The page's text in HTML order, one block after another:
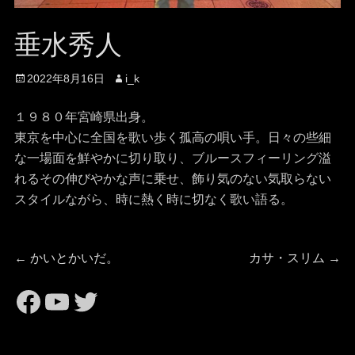
垂水秀人
投
日
2022年8月16日
投
者
i_k
１９８０年宮崎県出身。
東京を中心に全国を歌い歩く孤高の唄い手。日々の些細
な一場面を鮮やかに切り取り、ブルースフィーリング溢
れるその伸びやかな声に乗せ、飾り気のない気取らない
スタイルながら、時に熱く時に切なく歌い語る。
投
稿
← 前
投
かいとかいだ。
次
カサ・スリム →
https://
https://
Twitter